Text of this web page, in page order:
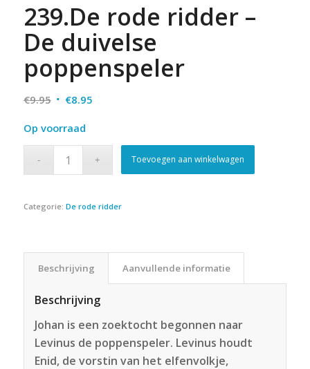
239.De rode ridder –
De duivelse
poppenspeler
€9.95 Oorspronkelijke
was:
€9.95.
€8.95Huidige
€8.95.
Op voorraad
Toevoegen aan winkelwagen
Categorie: De rode ridder
Beschrijving Aanvullende informatie
Beschrijving
Johan is een zoektocht begonnen naar
Levinus de poppenspeler. Levinus houdt
Enid, de vorstin van het elfenvolkje,